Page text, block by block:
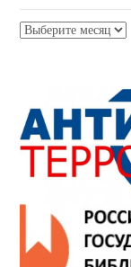
Архив